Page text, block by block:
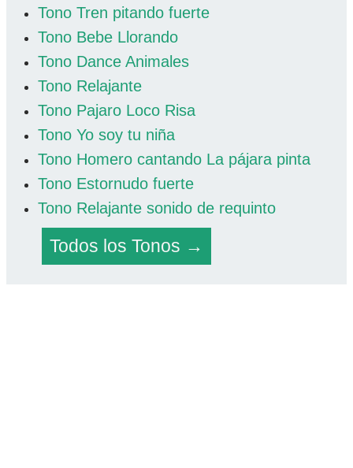
Tono Tren pitando fuerte
Tono Bebe Llorando
Tono Dance Animales
Tono Relajante
Tono Pajaro Loco Risa
Tono Yo soy tu niña
Tono Homero cantando La pájara pinta
Tono Estornudo fuerte
Tono Relajante sonido de requinto
Todos los Tonos →